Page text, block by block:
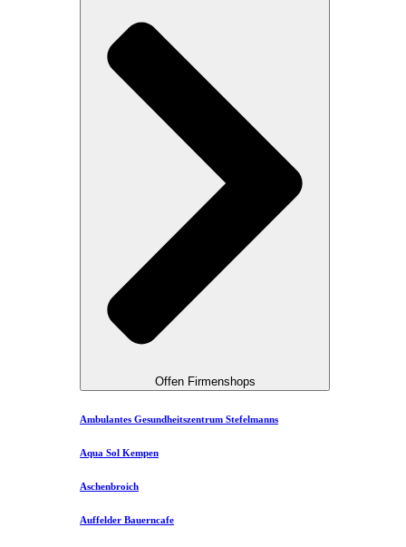
Offen Firmenshops
Ambulantes Gesundheitszentrum Stefelmanns
Aqua Sol Kempen
Aschenbroich
Auffelder Bauerncafe